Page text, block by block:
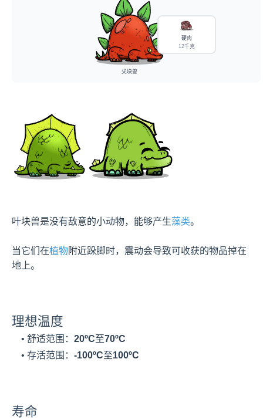
尖块兽
硬肉
12千克
叶块兽是没有敌意的小动物，能够产生藻类。
当它们在植物附近跺脚时，震动会导致可收获的物品掉在
地上。
理想温度
    • 舒适范围：
20ºC至70ºC
    • 存活范围：
-100ºC至100ºC
寿命